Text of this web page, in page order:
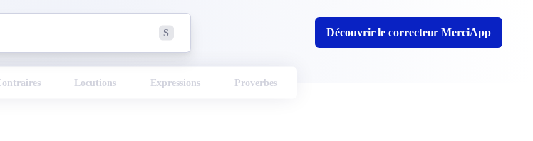
S Découvrir le correcteur MerciApp
Locutions Expressions Proverbes